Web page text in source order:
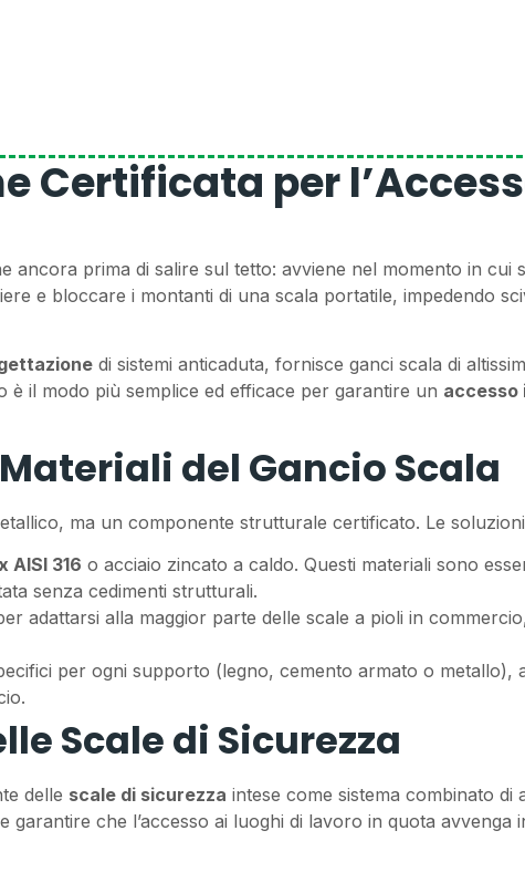
Certificata per
prima di salire sul tetto: avviene nel momento in cui
e bloccare i montanti di una scala portatile, impedendo
di sistemi anticaduta, fornisce ganci scala di
il modo più semplice ed efficace per garantire un accesso
del Gancio Scala
ma un componente strutturale certificato. Le
AISI 316 o acciaio zincato a caldo. Questi materiali sono
senza cedimenti strutturali.
adattarsi alla maggior parte delle scale a pioli in
per ogni supporto (legno, cemento armato o metallo),
Scale di Sicurezza
delle scale di sicurezza intese come sistema combinato di
che l’accesso ai luoghi di lavoro in quota avvenga